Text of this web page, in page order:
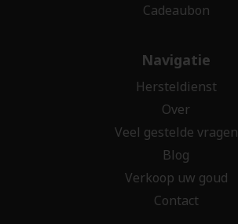
Cadeaubon
Navigatie
Hersteldienst
Over
Veel gestelde vragen
Blog
Verkoop uw goud
Contact